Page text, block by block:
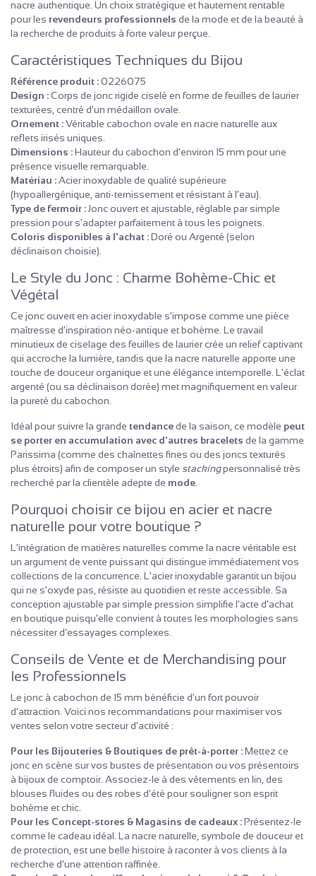
nacre authentique. Un choix stratégique et hautement rentable
pour les revendeurs professionnels de la mode et de la beauté à
la recherche de produits à forte valeur perçue.
Caractéristiques Techniques du Bijou
Référence produit :0226075
Design :Corps de jonc rigide ciselé en forme de feuilles de laurier
texturées, centré d'un médaillon ovale.
Ornement :Véritable cabochon ovale en nacre naturelle aux
reflets irisés uniques.
Dimensions :Hauteur du cabochon d'environ 15 mm pour une
présence visuelle remarquable.
Matériau :Acier inoxydable de qualité supérieure
(hypoallergénique, anti-ternissement et résistant à l'eau).
Type de fermoir : Jonc ouvert et ajustable, réglable par simple
pression pour s'adapter parfaitement à tous les poignets.
Coloris disponibles à l'achat :Doré ou Argenté (selon
déclinaison choisie).
Le Style du Jonc : Charme Bohème-Chic et
Végétal
Ce jonc ouvert en acier inoxydable s'impose comme une pièce
maîtresse d'inspiration néo-antique et bohème. Le travail
minutieux de ciselage des feuilles de laurier crée un relief captivant
qui accroche la lumière, tandis que la nacre naturelle apporte une
touche de douceur organique et une élégance intemporelle. L'éclat
argenté (ou sa déclinaison dorée) met magnifiquement en valeur
la pureté du cabochon.
Idéal pour suivre la grande tendancede la saison, ce modèle peut
se porter en accumulation avec d'autres bracelets de la gamme
Parissima (comme des chaînettes fines ou des joncs texturés
plus étroits) afin de composer un style stackingpersonnalisé très
recherché par la clientèle adepte de mode
Pourquoi choisir ce bijou en acier et nacre
naturelle pour votre boutique ?
L'intégration de matières naturelles comme la nacre véritable est
un argument de vente puissant qui distingue immédiatement vos
collections de la concurrence. L'acier inoxydable garantit un bijou
qui ne s'oxyde pas, résiste au quotidien et reste accessible. Sa
conception ajustable par simple pression simplifie l'acte d'achat
en boutique puisqu'elle convient à toutes les morphologies sans
nécessiter d'essayages complexes.
Conseils de Vente et de Merchandising pour
les Professionnels
Le jonc à cabochon de 15 mm bénéficie d'un fort pouvoir
d'attraction. Voici nos recommandations pour maximiser vos
ventes selon votre secteur d'activité :
Pour les Bijouteries & Boutiques de prêt-à-porter :Mettez ce
jonc en scène sur vos bustes de présentation ou vos présentoirs
à bijoux de comptoir. Associez-le à des vêtements en lin, des
blouses fluides ou des robes d'été pour souligner son esprit
bohème et chic.
Pour les Concept-stores & Magasins de cadeaux :Présentez-le
comme le cadeau idéal. La nacre naturelle, symbole de douceur et
de protection, est une belle histoire à raconter à vos clients à la
recherche d'une attention raffinée.